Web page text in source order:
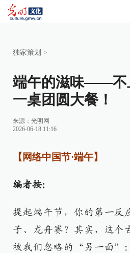
独家策划 >
端午的滋味——不
一桌团圆大餐！
来源： 光明网
2026-06-18 11:16
【网络中国节·端午】
编者按：
提起端午节，你的第一反
子、龙舟赛？其实，这个
被我们忽略的“另一面”